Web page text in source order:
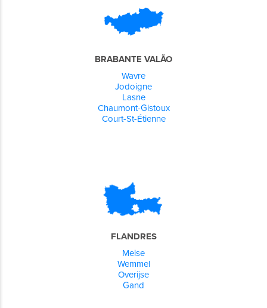
BRABANTE VALÃO
Wavre
Jodoigne
Lasne
Chaumont-Gistoux
Court-St-Étienne
FLANDRES
Meise
Wemmel
Overijse
Gand